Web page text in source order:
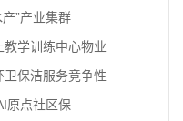
”产业集群
学训练中心物业
保洁服务竞争性
原点社区保